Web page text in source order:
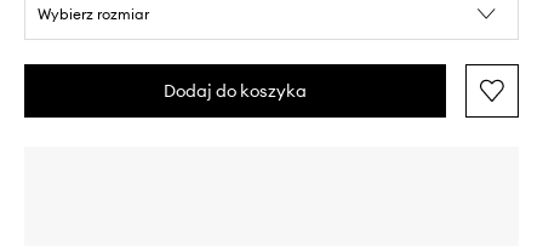
Wybierz rozmiar
Dodaj do koszyka